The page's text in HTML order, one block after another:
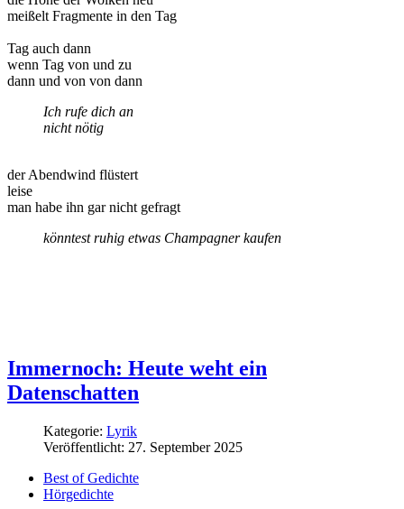
meißelt Fragmente in den Tag
Tag auch dann
wenn Tag von und zu
dann und von von dann
Ich rufe dich an
nicht nötig
der Abendwind flüstert
leise
man habe ihn gar nicht gefragt
könntest ruhig etwas Champagner kaufen
Immernoch: Heute weht ein
Datenschatten
Kategorie: Lyrik
Veröffentlicht: 27. September 2025
Best of Gedichte
Hörgedichte